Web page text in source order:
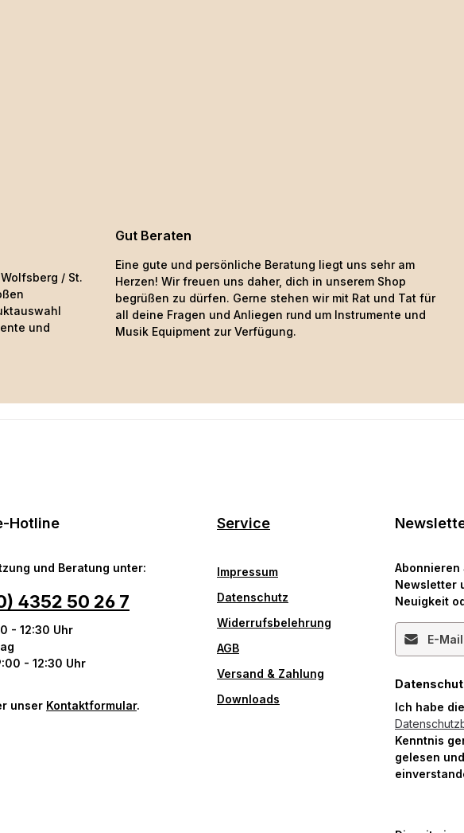
/ St.
und
Gut Beraten
Eine gute und persönliche Beratung liegt uns sehr am
Herzen! Wir freuen uns daher, dich in unserem Shop
begrüßen zu dürfen. Gerne stehen wir mit Rat und Tat für
all deine Fragen und Anliegen rund um Instrumente und
Musik Equipment zur Verfügung.
Hotline
und Beratung unter:
4352 50 26 7
- 12:30 Uhr
- 12:30 Uhr
unser Kontaktformular.
Service
Impressum
Datenschutz
Widerrufsbelehrung
AGB
Versand & Zahlung
Downloads
Abonnieren
Newsletter
Neuigkeit
E-Mail-
Ich habe die
Kenntnis
gelesen